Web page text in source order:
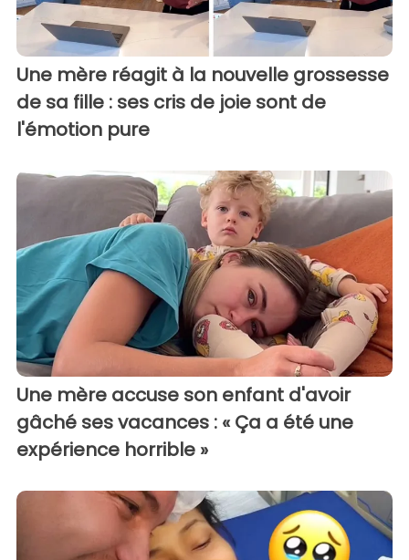
Une mère réagit à la nouvelle grossesse
de sa fille : ses cris de joie sont de
l'émotion pure
Une mère accuse son enfant d'avoir
gâché ses vacances : « Ça a été une
expérience horrible »